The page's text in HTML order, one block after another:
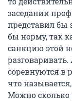
заседании
представил бы
бы норму, так
санкцию этой
соревнуются в
что
Можно сколько